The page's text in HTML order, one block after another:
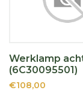
Werklamp
(6C30095501)
€108,00